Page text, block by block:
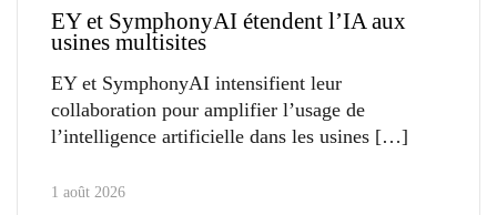
EY et SymphonyAI étendent l’IA aux
usines multisites
EY et SymphonyAI intensifient leur
collaboration pour amplifier l’usage de
l’intelligence artificielle dans les usines
1 août 2026